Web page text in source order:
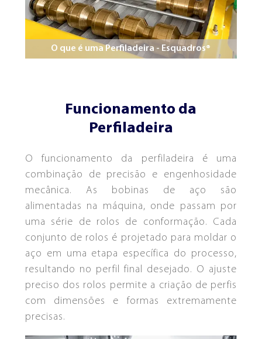
ESQUADROS DUAL®
ESQUADROS®
O que é uma Perfiladeira - Esquadros®
Funcionamento da
Perfiladeira
O funcionamento da perfiladeira é uma
combinação de precisão e engenhosidade
mecânica. As bobinas de aço são
alimentadas na máquina, onde passam por
uma série de rolos de conformação. Cada
conjunto de rolos é projetado para moldar o
aço em uma etapa específica do processo,
resultando no perfil final desejado. O ajuste
preciso dos rolos permite a criação de perfis
com dimensões e formas extremamente
precisas.